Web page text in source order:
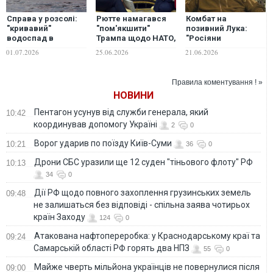
Справа у розсолі:
"кривавий"
водоспад в
нову таємницю
01.07.2026
Рютте намагався
"пом'якшити"
Трампа щодо НАТО,
незворушним, -
25.06.2026
Комбат на
позивний Лука:
"Росіяни
робити ставку на
системи"
21.06.2026
Правила коментування ! »
НОВИНИ
10:42
Пентагон усунув від служби генерала, який
координував допомогу Україні
2 0
10:21 Ворог ударив по поїзду Київ-Суми 36 0
10:13 Дрони СБС уразили ще 12 суден "тіньового флоту" РФ
34 0
09:48
Дії РФ щодо повного захоплення грузинських земель
не залишаться без відповіді - спільна заява чотирьох
країн Заходу
124 0
09:24
Атакована нафтопереробка: у Краснодарському краї та
Самарській області РФ горять два НПЗ
55 0
09:00
Майже чверть мільйона українців не повернулися після